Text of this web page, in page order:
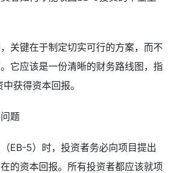
关键在于制定切实可行的方案，而不
它应该是一份清晰的财务路线图，指
获得资本回报。
题
EB-5）时，投资者务必向项目提出
的资本回报。所有投资者都应该就项